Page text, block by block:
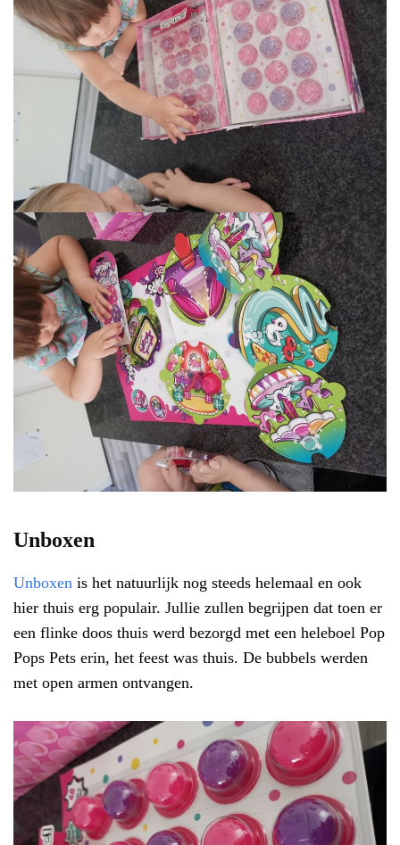
Unboxen
Unboxen is het natuurlijk nog steeds helemaal en ook
hier thuis erg populair. Jullie zullen begrijpen dat toen er
een flinke doos thuis werd bezorgd met een heleboel Pop
Pops Pets erin, het feest was thuis. De bubbels werden
met open armen ontvangen.